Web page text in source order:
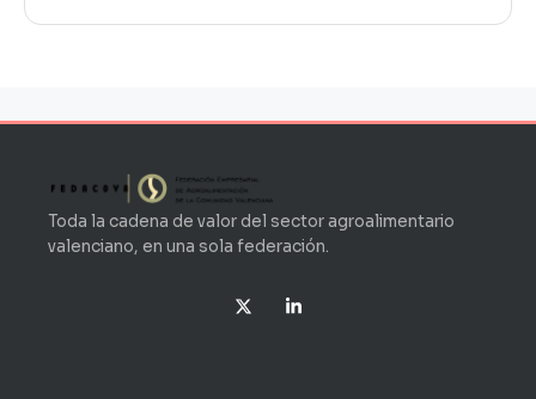
Toda la cadena de valor del sector agroalimentario
valenciano, en una sola federación.
X
- i